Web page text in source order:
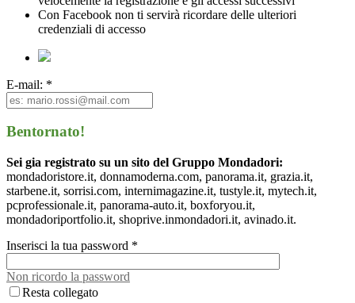
Con Facebook non ti servirà ricordare delle ulteriori
credenziali di accesso
E-mail: *
Bentornato!
Sei gia registrato su un sito del Gruppo Mondadori:
mondadoristore.it, donnamoderna.com, panorama.it, grazia.it,
starbene.it, sorrisi.com, internimagazine.it, tustyle.it, mytech.it,
pcprofessionale.it, panorama-auto.it, boxforyou.it,
mondadoriportfolio.it, shoprive.inmondadori.it, avinado.it.
Inserisci la tua password *
Non ricordo la password
Resta collegato